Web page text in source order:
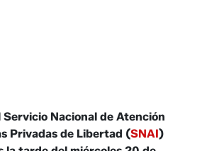
Nacional de Atención
Privadas de Libertad (SNAI)